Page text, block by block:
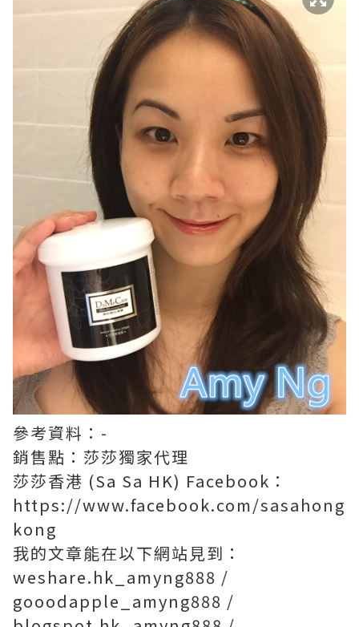
參考資料：-
銷售點：莎莎獨家代理
莎莎香港 (Sa Sa HK) Facebook：
https://www.facebook.com/sasahong
kong
我的文章能在以下網站見到：
weshare.hk_amyng888 /
gooodapple_amyng888 /